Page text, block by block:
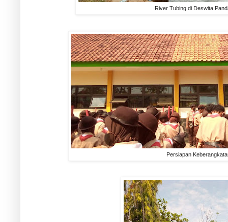
River Tubing di Deswita
Persiapan